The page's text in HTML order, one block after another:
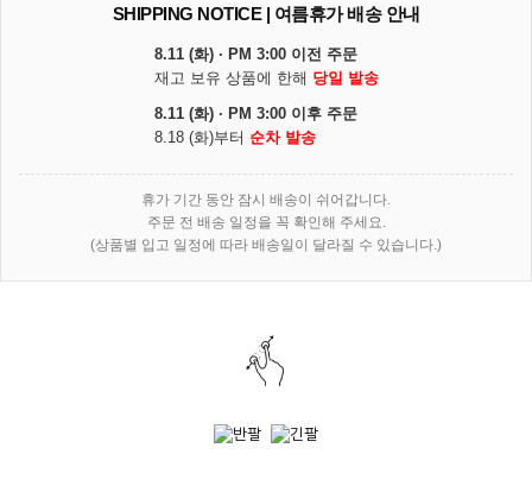
SHIPPING NOTICE | 여름휴가 배송 안내
8.11 (화) · PM 3:00 이전 주문
재고 보유 상품에 한해 당일 발송
8.11 (화) · PM 3:00 이후 주문
8.18 (화)부터 순차 발송
휴가 기간 동안 잠시 배송이 쉬어갑니다.
주문 전 배송 일정을 꼭 확인해 주세요.
(상품별 입고 일정에 따라 배송일이 달라질 수 있습니다.)